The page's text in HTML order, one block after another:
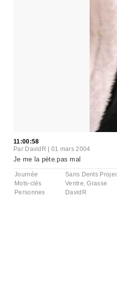
11:00:58
Par DavidR 01 mars 2004
Je me la pète.pas mal
Journée
Sans Dents
Mots-clés
Ventre,Grasse
Personnes
DavidR